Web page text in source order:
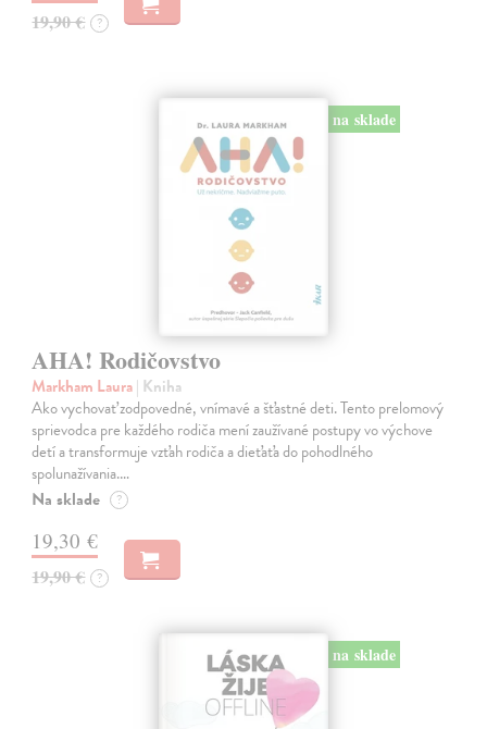
19,90 € ?
na sklade
AHA! Rodičovstvo
Markham Laura| Kniha
Ako vychovať zodpovedné, vnímavé a šťastné deti. Tento prelomový
sprievodca pre každého rodiča mení zaužívané postupy vo výchove
detí a transformuje vzťah rodiča a dieťaťa do pohodlného
spolunažívania.…
Na sklade ?
19,30 €
19,90 € ?
na sklade